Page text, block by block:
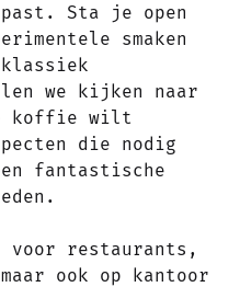
Sta je open
smaken
we kijken naar
koffie wilt
die nodig
fantastische
restaurants,
ook op kantoor